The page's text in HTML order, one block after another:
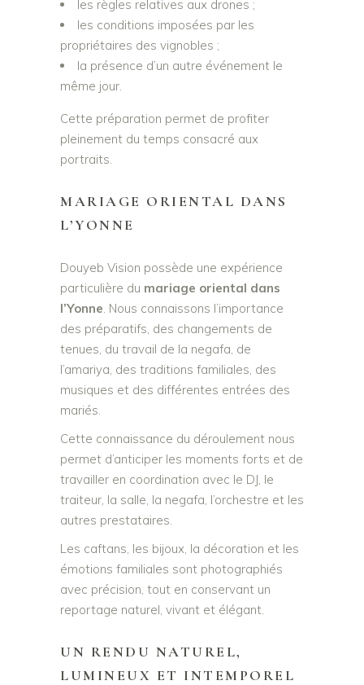
les règles relatives aux drones ;
les conditions imposées par les
propriétaires des vignobles ;
la présence d’un autre événement le
même jour.
Cette préparation permet de profiter
pleinement du temps consacré aux
portraits.
MARIAGE ORIENTAL DANS
L’YONNE
Douyeb Vision possède une expérience
particulière du mariage oriental dans
l’Yonne. Nous connaissons l’importance
des préparatifs, des changements de
tenues, du travail de la negafa, de
l’amariya, des traditions familiales, des
musiques et des différentes entrées des
mariés.
Cette connaissance du déroulement nous
permet d’anticiper les moments forts et de
travailler en coordination avec le DJ, le
traiteur, la salle, la negafa, l’orchestre et les
autres prestataires.
Les caftans, les bijoux, la décoration et les
émotions familiales sont photographiés
avec précision, tout en conservant un
reportage naturel, vivant et élégant.
UN RENDU NATUREL,
LUMINEUX ET INTEMPOREL